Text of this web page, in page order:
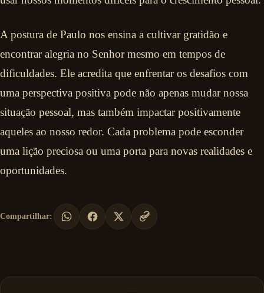
A postura de Paulo nos ensina a cultivar gratidão e
encontrar alegria no Senhor mesmo em tempos de
dificuldades. Ele acredita que enfrentar os desafios com
uma perspectiva positiva pode não apenas mudar nossa
situação pessoal, mas também impactar positivamente
aqueles ao nosso redor. Cada problema pode esconder
uma lição preciosa ou uma porta para novas realidades e
oportunidades.
Compartilhar: